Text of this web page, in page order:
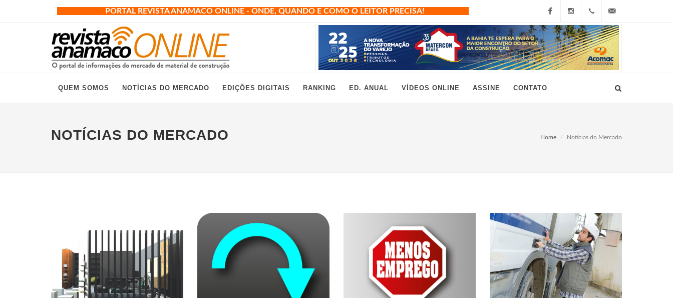
PORTAL REVISTA ANAMACO ONLINE - ONDE, QUANDO E COMO O LEITOR PRECISA!
FacebookInstagram
+55
(11)
grau10@grau10.com.br
QUEM SOMOS NOTÍCIAS DO MERCADO EDIÇÕES DIGITAIS RANKING ED. ANUAL VÍDEOS ONLINE ASSINE CONTATO
NOTÍCIAS DO MERCADO Home Notícias do Mercado